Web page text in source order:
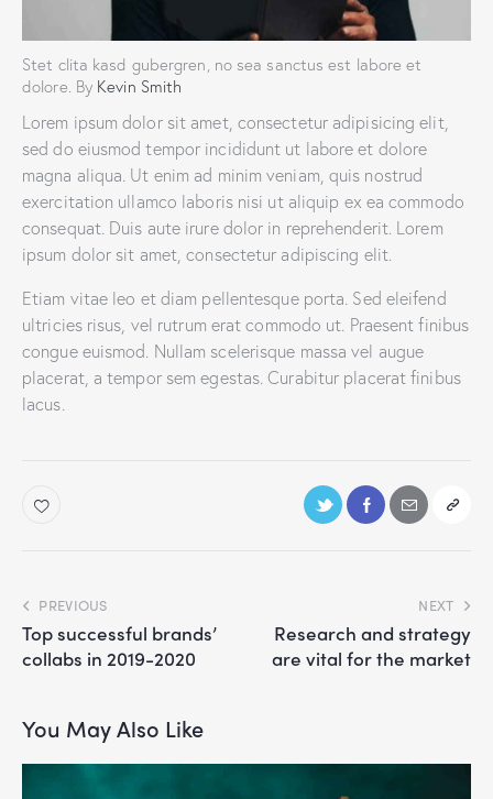
Stet clita kasd gubergren, no sea sanctus est labore et
dolore. By Kevin Smith
Lorem ipsum dolor sit amet, consectetur adipisicing elit,
sed do eiusmod tempor incididunt ut labore et dolore
magna aliqua. Ut enim ad minim veniam, quis nostrud
exercitation ullamco laboris nisi ut aliquip ex ea commodo
consequat. Duis aute irure dolor in reprehenderit. Lorem
ipsum dolor sit amet, consectetur adipiscing elit.
Etiam vitae leo et diam pellentesque porta. Sed eleifend
ultricies risus, vel rutrum erat commodo ut. Praesent finibus
congue euismod. Nullam scelerisque massa vel augue
placerat, a tempor sem egestas. Curabitur placerat finibus
lacus.
PREVIOUS
Top successful brands’
collabs in 2019-2020
NEXT
Research and strategy
are vital for the market
You May Also Like